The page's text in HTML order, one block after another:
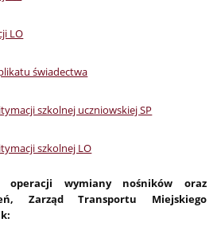
LO
świadectwa
szkolnej uczniowskiej SP
szkolnej LO
wymiany nośników oraz
Zarząd Transportu Miejskiego